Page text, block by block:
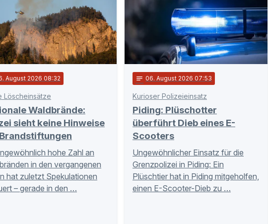
. August 2026 08:32
Löscheinsätze
Waldbrände:
sieht keine Hinweise
hohe Zahl an
in den vergangenen
hat zuletzt Spekulationen
– gerade in den …
notes 06. August 2026 07:53
Kurioser Polizeieinsatz
Piding: Plüschotter
überführt Dieb eines E-
Scooters
Ungewöhnlicher Einsatz für die
Grenzpolizei in Piding: Ein
Plüschtier hat in Piding mitgeholfen,
einen E-Scooter-Dieb zu …